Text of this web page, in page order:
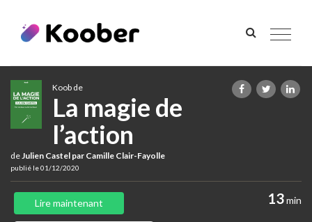
Toggle
Koob de
La magie de
l’action
deJulien Castel par Camille Clair-Fayolle
publié le 01/12/2020
13min
Lire maintenant